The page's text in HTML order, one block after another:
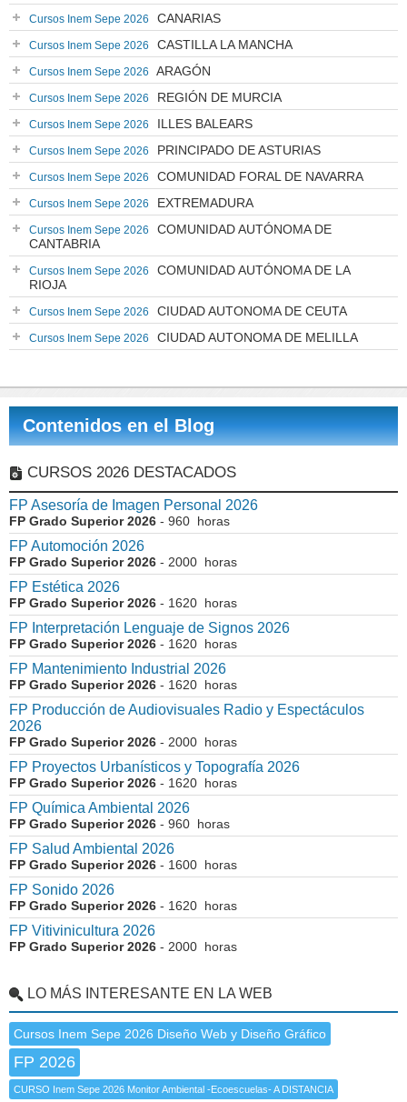
Cursos Inem Sepe 2026 CANARIAS
Cursos Inem Sepe 2026 CASTILLA LA MANCHA
Cursos Inem Sepe 2026 ARAGÓN
Cursos Inem Sepe 2026 REGIÓN DE MURCIA
Cursos Inem Sepe 2026 ILLES BALEARS
Cursos Inem Sepe 2026 PRINCIPADO DE ASTURIAS
Cursos Inem Sepe 2026 COMUNIDAD FORAL DE NAVARRA
Cursos Inem Sepe 2026 EXTREMADURA
Cursos Inem Sepe 2026
COMUNIDAD AUTÓNOMA DE
CANTABRIA
Cursos Inem Sepe 2026
COMUNIDAD AUTÓNOMA DE LA
RIOJA
Cursos Inem Sepe 2026 CIUDAD AUTONOMA DE CEUTA
Cursos Inem Sepe 2026 CIUDAD AUTONOMA DE MELILLA
Contenidos en el Blog
CURSOS 2026 DESTACADOS
FP Asesoría de Imagen Personal 2026
FP Grado Superior 2026 - 960 horas
FP Automoción 2026
FP Grado Superior 2026 - 2000 horas
FP Estética 2026
FP Grado Superior 2026 - 1620 horas
FP Interpretación Lenguaje de Signos 2026
FP Grado Superior 2026 - 1620 horas
FP Mantenimiento Industrial 2026
FP Grado Superior 2026 - 1620 horas
FP Producción de Audiovisuales Radio y Espectáculos
2026
FP Grado Superior 2026 - 2000 horas
FP Proyectos Urbanísticos y Topografía 2026
FP Grado Superior 2026 - 1620 horas
FP Química Ambiental 2026
FP Grado Superior 2026 - 960 horas
FP Salud Ambiental 2026
FP Grado Superior 2026 - 1600 horas
FP Sonido 2026
FP Grado Superior 2026 - 1620 horas
FP Vitivinicultura 2026
FP Grado Superior 2026 - 2000 horas
LO MÁS INTERESANTE EN LA WEB
Cursos Inem Sepe 2026 Diseño Web y Diseño Gráfico
FP 2026
CURSO Inem Sepe 2026 Monitor Ambiental -Ecoescuelas- A DISTANCIA